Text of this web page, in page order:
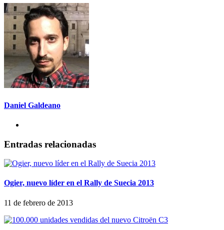
Daniel Galdeano
Entradas relacionadas
Ogier, nuevo líder en el Rally de Suecia 2013
11 de febrero de 2013